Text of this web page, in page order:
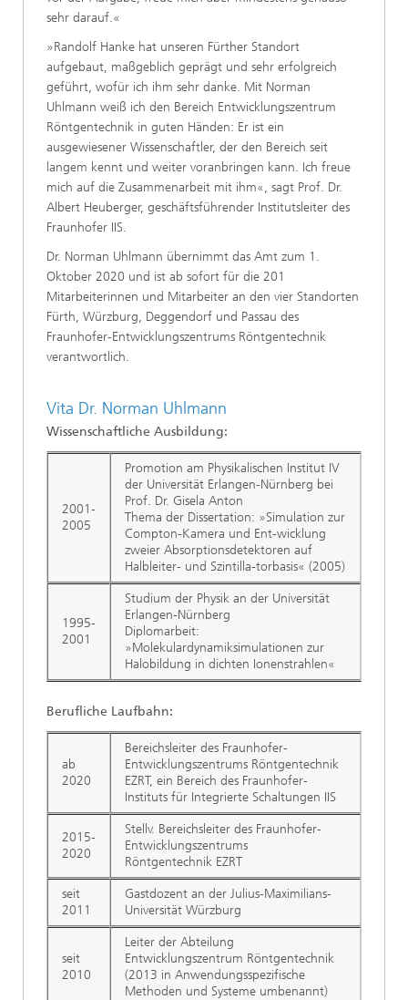
sehr darauf.«
»Randolf Hanke hat unseren Fürther Standort
aufgebaut, maßgeblich geprägt und sehr erfolgreich
geführt, wofür ich ihm sehr danke. Mit Norman
Uhlmann weiß ich den Bereich Entwicklungszentrum
Röntgentechnik in guten Händen: Er ist ein
ausgewiesener Wissenschaftler, der den Bereich seit
langem kennt und weiter voranbringen kann. Ich freue
mich auf die Zusammenarbeit mit ihm«, sagt Prof. Dr.
Albert Heuberger, geschäftsführender Institutsleiter des
Fraunhofer IIS.
Dr. Norman Uhlmann übernimmt das Amt zum 1.
Oktober 2020 und ist ab sofort für die 201
Mitarbeiterinnen und Mitarbeiter an den vier Standorten
Fürth, Würzburg, Deggendorf und Passau des
Fraunhofer-Entwicklungszentrums Röntgentechnik
verantwortlich.
Vita Dr. Norman Uhlmann
Wissenschaftliche Ausbildung:
2001-
2005
Promotion am Physikalischen Institut IV
der Universität Erlangen-Nürnberg bei
Prof. Dr. Gisela Anton
Thema der Dissertation: »Simulation zur
Compton-Kamera und Ent-wicklung
zweier Absorptionsdetektoren auf
Halbleiter- und Szintilla-torbasis« (2005)
1995-
2001
Studium der Physik an der Universität
Erlangen-Nürnberg
Diplomarbeit:
»Molekulardynamiksimulationen zur
Halobildung in dichten Ionenstrahlen«
Berufliche Laufbahn:
ab
2020
Bereichsleiter des Fraunhofer-
Entwicklungszentrums Röntgentechnik
EZRT, ein Bereich des Fraunhofer-
Instituts für Integrierte Schaltungen IIS
2015-
2020
Stellv. Bereichsleiter des Fraunhofer-
Entwicklungszentrums
Röntgentechnik EZRT
seit
2011
Gastdozent an der Julius-Maximilians-
Universität Würzburg
seit
2010
Leiter der Abteilung
Entwicklungszentrum Röntgentechnik
(2013 in Anwendungsspezifische
Methoden und Systeme umbenannt)